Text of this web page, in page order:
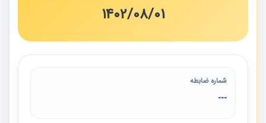
1402/08/01
شماره ضابطه
---